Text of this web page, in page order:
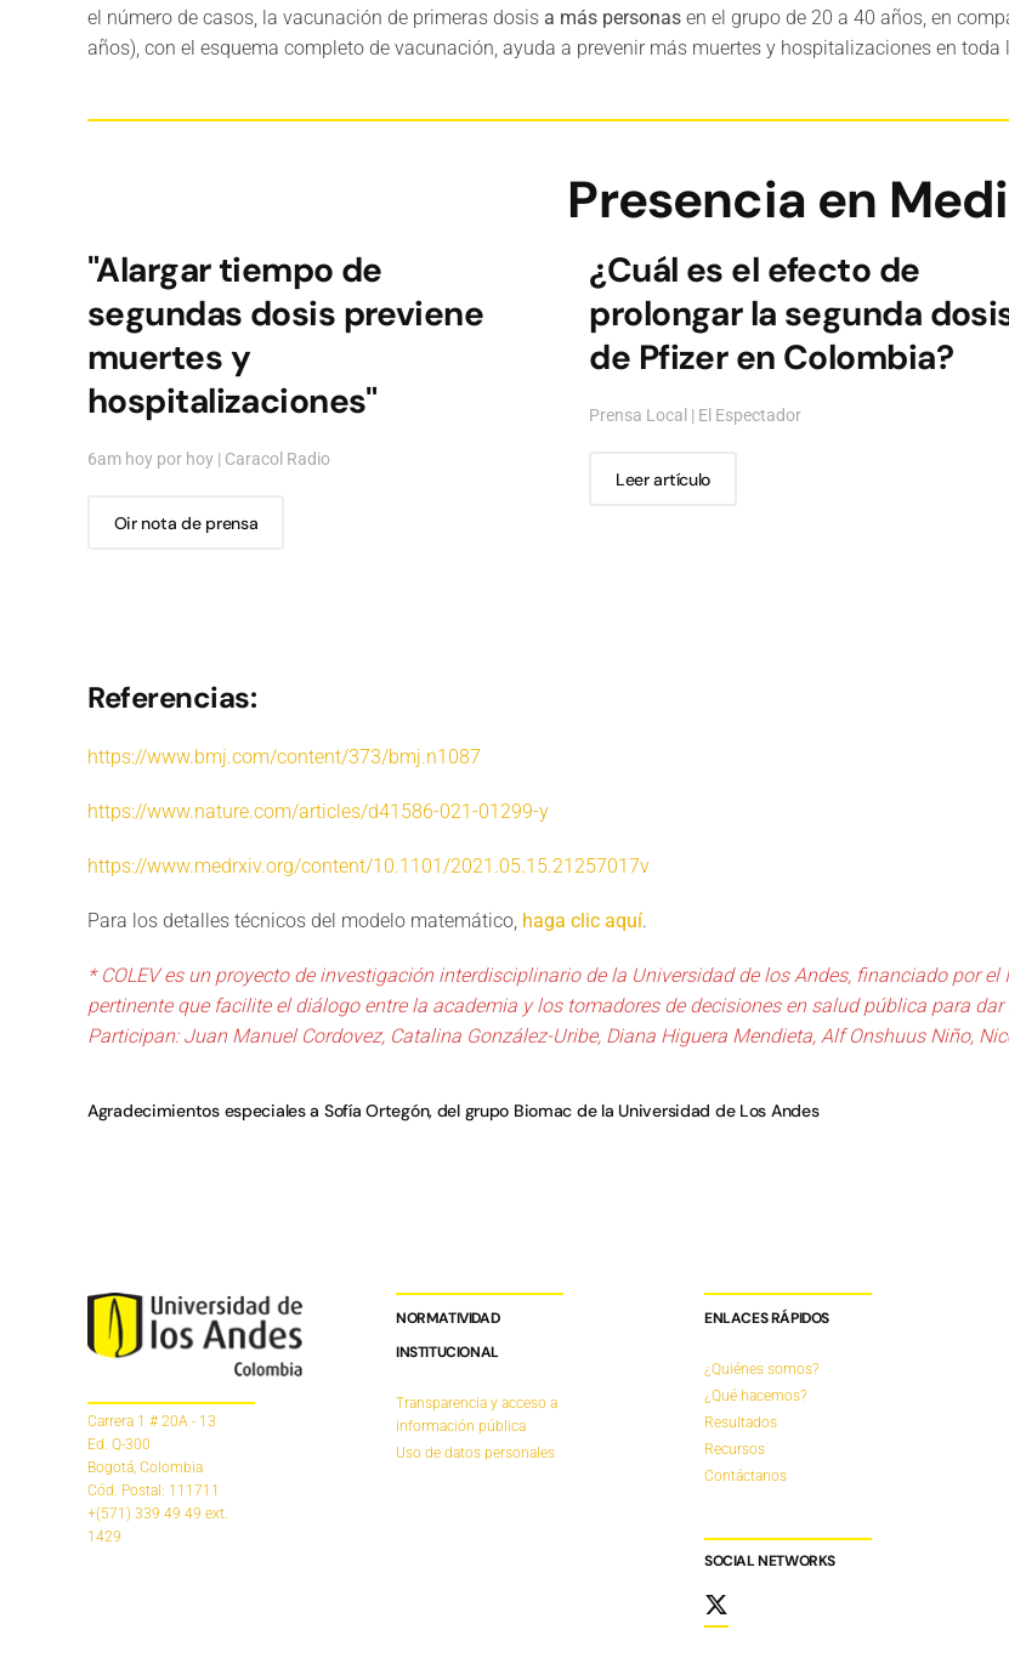
el número de casos, la vacunación de primeras dosis a más personas en el grupo de 20 a 40 años, en
años), con el esquema completo de vacunación, ayuda a prevenir más muertes y hospitalizaciones en toda
Presencia en
"Alargar tiempo de
segundas dosis previene
muertes y
hospitalizaciones"
6am hoy por hoy | Caracol Radio
Oir nota de prensa
¿Cuál es el efecto de
prolongar la segunda
de Pfizer en Colombia?
Prensa Local | El Espectador
Leer artículo
Referencias:
https://www.bmj.com/content/373/bmj.n1087
https://www.nature.com/articles/d41586-021-01299-y
https://www.medrxiv.org/content/10.1101/2021.05.15.21257017v
Para los detalles técnicos del modelo matemático, haga clic aquí.
* COLEV es un proyecto de investigación interdisciplinario de la Universidad de los Andes, financiado por
pertinente que facilite el diálogo entre la academia y los tomadores de decisiones en salud pública para
Participan: Juan Manuel Cordovez, Catalina González-Uribe, Diana Higuera Mendieta, Alf Onshuus Niño,
Agradecimientos especiales a Sofía Ortegón, del grupo Biomac de la Universidad de Los Andes
Carrera 1 # 20A - 13
Ed. Q-300
Bogotá, Colombia
Cód. Postal: 111711
+(571) 339 49 49 ext.
1429
NORMATIVIDAD
INSTITUCIONAL
Transparencia y acceso a
información pública
Uso de datos personales
ENLACES RÁPIDOS
¿Quiénes somos?
¿Qué hacemos?
Resultados
Recursos
Contáctanos
SOCIAL NETWORKS